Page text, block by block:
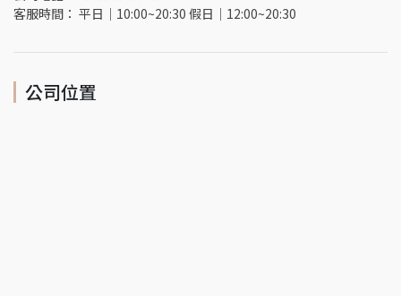
客服時間： 平日｜10:00~20:30 假日｜12:00~20:30
公司位置